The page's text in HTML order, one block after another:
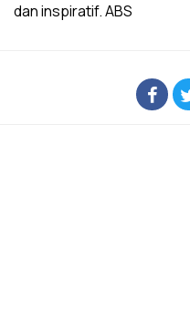
dan inspiratif. ABS